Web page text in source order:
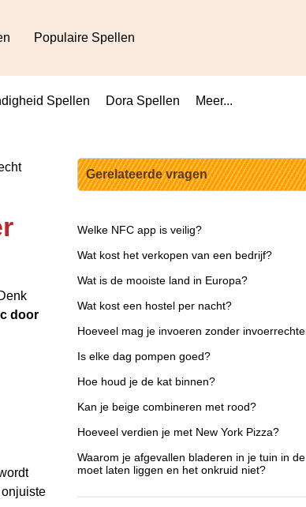
Populaire Spellen
Spellen Dora Spellen Meer...
door
Gerelateerde vragen
Welke NFC app is veilig?
Wat kost het verkopen van een bedrijf?
Wat is de mooiste land in Europa?
Wat kost een hostel per nacht?
Hoeveel mag je invoeren zonder
Is elke dag pompen goed?
Hoe houd je de kat binnen?
Kan je beige combineren met rood?
Hoeveel verdien je met New York Pizza?
Waarom je afgevallen bladeren in je tuin in
moet laten liggen en het onkruid niet?